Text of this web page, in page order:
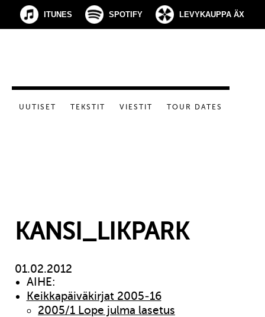
ITUNES SPOTIFY LEVYKAUPPA ÄX
UUTISET TEKSTIT VIESTIT TOUR DATES
KANSI_LIKPARK
01.02.2012
AIHE:
Keikkapäiväkirjat 2005-16
2005/1 Lope julma lasetus